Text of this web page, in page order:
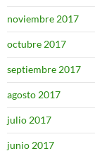
noviembre 2017
octubre 2017
septiembre 2017
agosto 2017
julio 2017
junio 2017